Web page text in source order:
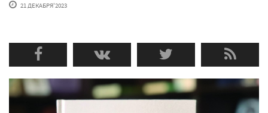
21 ДЕКАБРЯ'2023